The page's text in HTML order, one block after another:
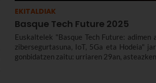
EKITALDIAK
Basque Tech Future 2025
Euskaltelek "Basque Tech Future: adimen
zibersegurtasuna, IoT, 5Ga eta Hodeia"
gonbidatzen zaitu: urriaren 29an,